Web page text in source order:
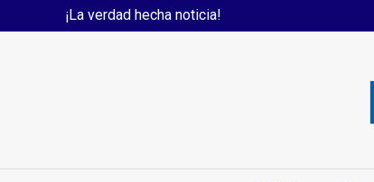
¡La verdad hecha noticia!